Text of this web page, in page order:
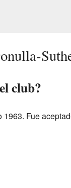
club?
Fue